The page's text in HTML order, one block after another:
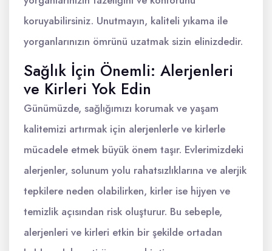
koruyabilirsiniz. Unutmayın, kaliteli yıkama ile
yorganlarınızın ömrünü uzatmak sizin elinizdedir.
Sağlık İçin Önemli: Alerjenleri
ve Kirleri Yok Edin
Günümüzde, sağlığımızı korumak ve yaşam
kalitemizi artırmak için alerjenlerle ve kirlerle
mücadele etmek büyük önem taşır. Evlerimizdeki
alerjenler, solunum yolu rahatsızlıklarına ve alerjik
tepkilere neden olabilirken, kirler ise hijyen ve
temizlik açısından risk oluşturur. Bu sebeple,
alerjenleri ve kirleri etkin bir şekilde ortadan